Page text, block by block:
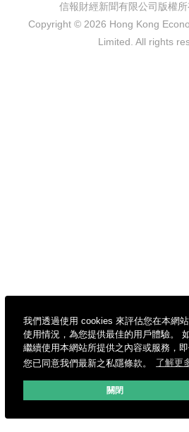
我們透過使用 cookies 來評估您在本網
使用情況，為您提供最佳的用戶體驗。
繼續使用本網站所提供之內容或服務，
您已同意我們最新之私隱條款。
了解更
關閉
信報財經新聞有限公司版權所
Copyright © 2026 Hong Kong
Limited. All rights